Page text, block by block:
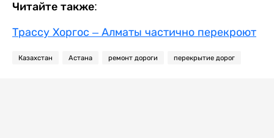
Читайте также:
Трассу Хоргос – Алматы частично перекроют
Казахстан Астана ремонт дороги перекрытие дорог